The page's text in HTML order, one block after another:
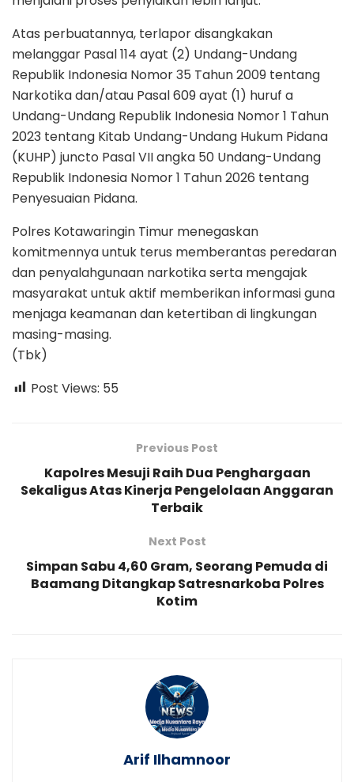
Atas perbuatannya, terlapor disangkakan
melanggar Pasal 114 ayat (2) Undang-Undang
Republik Indonesia Nomor 35 Tahun 2009 tentang
Narkotika dan/atau Pasal 609 ayat (1) huruf a
Undang-Undang Republik Indonesia Nomor 1 Tahun
2023 tentang Kitab Undang-Undang Hukum Pidana
(KUHP) juncto Pasal VII angka 50 Undang-Undang
Republik Indonesia Nomor 1 Tahun 2026 tentang
Penyesuaian Pidana.
Polres Kotawaringin Timur menegaskan
komitmennya untuk terus memberantas peredaran
dan penyalahgunaan narkotika serta mengajak
masyarakat untuk aktif memberikan informasi guna
menjaga keamanan dan ketertiban di lingkungan
masing-masing.
(Tbk)
Post Views: 55
Previous Post
Kapolres Mesuji Raih Dua Penghargaan
Sekaligus Atas Kinerja Pengelolaan Anggaran
Terbaik
Next Post
Simpan Sabu 4,60 Gram, Seorang Pemuda di
Baamang Ditangkap Satresnarkoba Polres
Kotim
Arif Ilhamnoor